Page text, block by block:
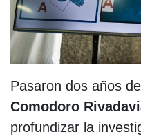
Pasaron dos años
Comodoro
profundizar la